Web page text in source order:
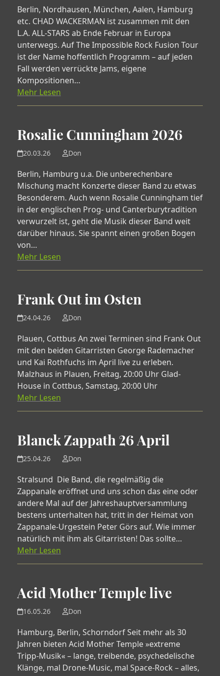
Berlin, Nordhausen, München, Aalen, Hamburg
etc. CHAD WACKERMAN ist zusammen mit den
L.A. ALL-STARS ab Ende Februar in Europa
unterwegs. Auf The Impossible Rock Fusion Tour
ist der Name hoffentlich Programm – auf jeden
Fall werden verrückte Jams, eigene
Kompositionen…
Mehr Lesen
Rosalie Cunningham 2026
20.03.26 Don
Berlin, Hamburg u.a. Die unberechenbare
Mischung macht Konzerte dieser Band zu etwas
Besonderem. Auch wenn Rosalie Cunningham tief
in der englischen Prog- und Canterburytradition
verwurzelt ist, geht die Musik dieser Band weit
darüber hinaus. Sie spannt einen großen Bogen
von…
Mehr Lesen
Frank Out im Osten
24.04.26 Don
Plauen, Cottbus An zwei Terminen sind Frank Out
mit den beiden Gitarristen George Rademacher
und Kai Rothfuchs im April live zu erleben.
Malzhaus in Plauen, Freitag, 20:00 Uhr Glad-
House in Cottbus, Samstag, 20:00 Uhr
Mehr Lesen
Blanck Zappath 26 April
25.04.26 Don
Stralsund Die Band, die regelmäßig die
Zappanale eröffnet und uns schon das eine oder
andere Mal auf der Jahreshauptversammlung
bestens unterhalten hat, tritt in der Heimat von
Zappanale-Urgestein Peter Görs auf. Wie immer
natürlich mit ihm als Gitarristen! Das sollte…
Mehr Lesen
Acid Mother Temple live
16.05.26 Don
Hamburg, Berlin, Schorndorf Seit mehr als 30
Jahren bieten Acid Mother Temple »extreme
Tripp-Musik« – lange, treibende, psychedelische
Klänge, mal Drone-Music, mal Space-Rock – alles,